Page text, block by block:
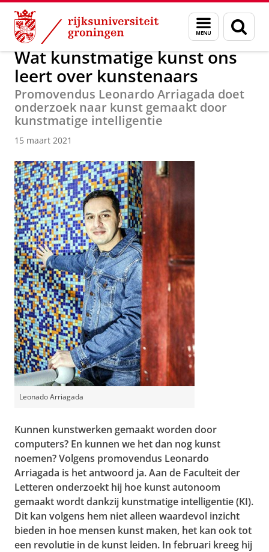
Skip
Content
Skip
Navigation
Menu
en
zoeken
Over ons Actueel Nieuws Nieuwsberichten
Wat kunstmatige kunst ons
leert over kunstenaars
Promovendus Leonardo Arriagada doet
onderzoek naar kunst gemaakt door
kunstmatige intelligentie
15 maart 2021
Leonado Arriagada
Kunnen kunstwerken gemaakt worden door
computers? En kunnen we het dan nog kunst
noemen? Volgens promovendus Leonardo
Arriagada is het antwoord ja. Aan de Faculteit der
Letteren onderzoekt hij hoe kunst autonoom
gemaakt wordt dankzij kunstmatige intelligentie (KI).
Dit kan volgens hem niet alleen waardevol inzicht
bieden in hoe mensen kunst maken, het kan ook tot
een revolutie in de kunst leiden. In februari kreeg hij